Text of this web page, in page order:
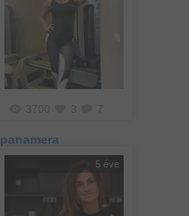
3700 3 7
panamera
5 éve